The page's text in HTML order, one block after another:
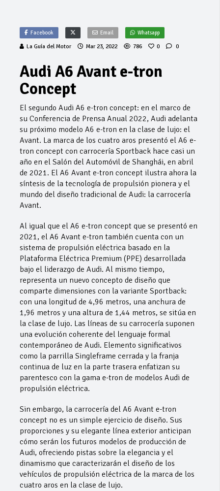
Facebook Email Whatsapp
La Guía del Motor Mar 23, 2022 786 0 0
Audi A6 Avant e-tron
Concept
El segundo Audi A6 e-tron concept: en el marco de
su Conferencia de Prensa Anual 2022, Audi adelanta
su próximo modelo A6 e-tron en la clase de lujo: el
Avant. La marca de los cuatro aros presentó el A6 e-
tron concept con carrocería Sportback hace casi un
año en el Salón del Automóvil de Shanghái, en abril
de 2021. El A6 Avant e-tron concept ilustra ahora la
síntesis de la tecnología de propulsión pionera y el
mundo del diseño tradicional de Audi: la carrocería
Avant.
Al igual que el A6 e-tron concept que se presentó en
2021, el A6 Avant e-tron también cuenta con un
sistema de propulsión eléctrica basado en la
Plataforma Eléctrica Premium (PPE) desarrollada
bajo el liderazgo de Audi. Al mismo tiempo,
representa un nuevo concepto de diseño que
comparte dimensiones con la variante Sportback:
con una longitud de 4,96 metros, una anchura de
1,96 metros y una altura de 1,44 metros, se sitúa en
la clase de lujo. Las líneas de su carrocería suponen
una evolución coherente del lenguaje formal
contemporáneo de Audi. Elemento significativos
como la parrilla Singleframe cerrada y la franja
continua de luz en la parte trasera enfatizan su
parentesco con la gama e-tron de modelos Audi de
propulsión eléctrica.
Sin embargo, la carrocería del A6 Avant e-tron
concept no es un simple ejercicio de diseño. Sus
proporciones y su elegante línea exterior anticipan
cómo serán los futuros modelos de producción de
Audi, ofreciendo pistas sobre la elegancia y el
dinamismo que caracterizarán el diseño de los
vehículos de propulsión eléctrica de la marca de los
cuatro aros en la clase de lujo.